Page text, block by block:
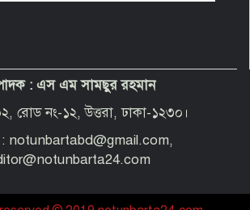
“অপরাধী যেই হোক, তার কোনো ছাড় নয়”—
বাগেরহাটের নবাগত পুলিশ সুপার
: এস এম সামছুর রহমান
রোড নং-১২, উত্তরা, ঢাকা-১২৩০।
notunbartabd@gmail.com,